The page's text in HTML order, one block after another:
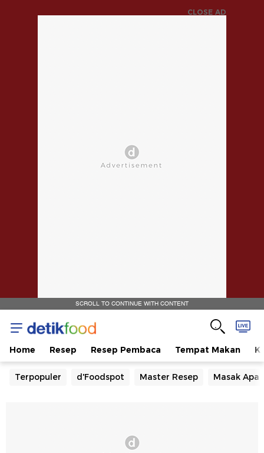
CLOSE AD
SCROLL TO CONTINUE WITH CONTENT
Home Resep Resep Pembaca Tempat Makan
Terpopuler d'Foodspot Master Resep Masak Apa